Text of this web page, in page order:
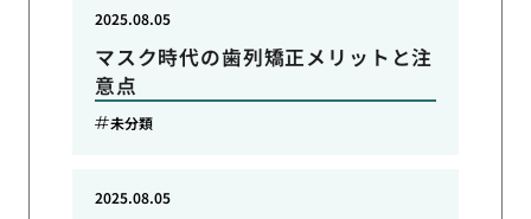
マスク時代の歯列矯正メリットと注
意点
2025.08.05
未分類
2025.08.05